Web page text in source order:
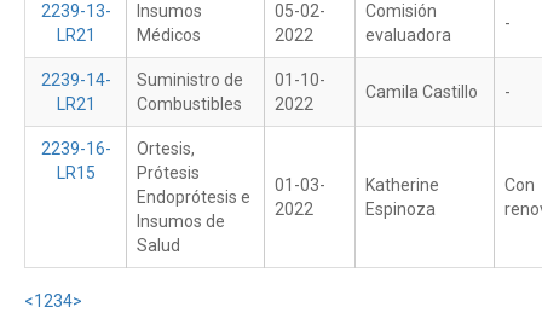
2239-13-
LR21
Insumos
Médicos
05-02-
2022
Comisión
evaluadora
-
2239-14-
LR21
Suministro de
Combustibles
01-10-
2022
Camila Castillo -
2239-16-
LR15
Ortesis,
Prótesis
Endoprótesis e
Insumos de
Salud
01-03-
2022
Katherine
Espinoza
Con
<1234>